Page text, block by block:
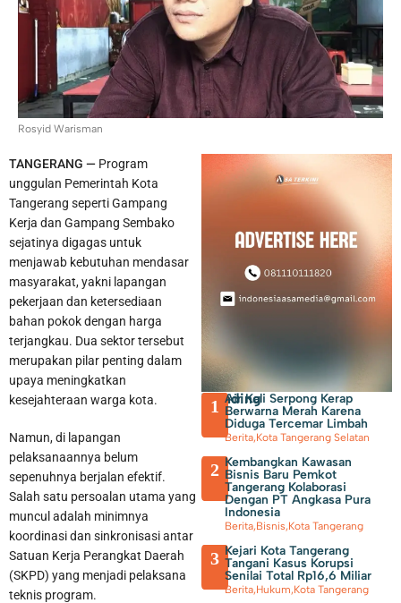
Pemkab Tangerang Berencana Buka TPS3R di Tigaraksa
Rosyid Warisman
TANGERANG — Program
unggulan Pemerintah Kota
Tangerang seperti Gampang
Kerja dan Gampang Sembako
sejatinya digagas untuk
menjawab kebutuhan mendasar
masyarakat, yakni lapangan
pekerjaan dan ketersediaan
bahan pokok dengan harga
terjangkau. Dua sektor tersebut
merupakan pilar penting dalam
upaya meningkatkan
kesejahteraan warga kota.
Namun, di lapangan
pelaksanaannya belum
sepenuhnya berjalan efektif.
Salah satu persoalan utama yang
muncul adalah minimnya
koordinasi dan sinkronisasi antar
Satuan Kerja Perangkat Daerah
(SKPD) yang menjadi pelaksana
teknis program.
Trending
1 Air Kali Serpong Kerap
Berwarna Merah Karena
Diduga Tercemar Limbah
Berita,Kota Tangerang Selatan
2 Kembangkan Kawasan
Bisnis Baru Pemkot
Tangerang Kolaborasi
Dengan PT Angkasa Pura
Indonesia
Berita,Bisnis,Kota Tangerang
3 Kejari Kota Tangerang
Tangani Kasus Korupsi
Senilai Total Rp16,6 Miliar
Berita,Hukum,Kota Tangerang